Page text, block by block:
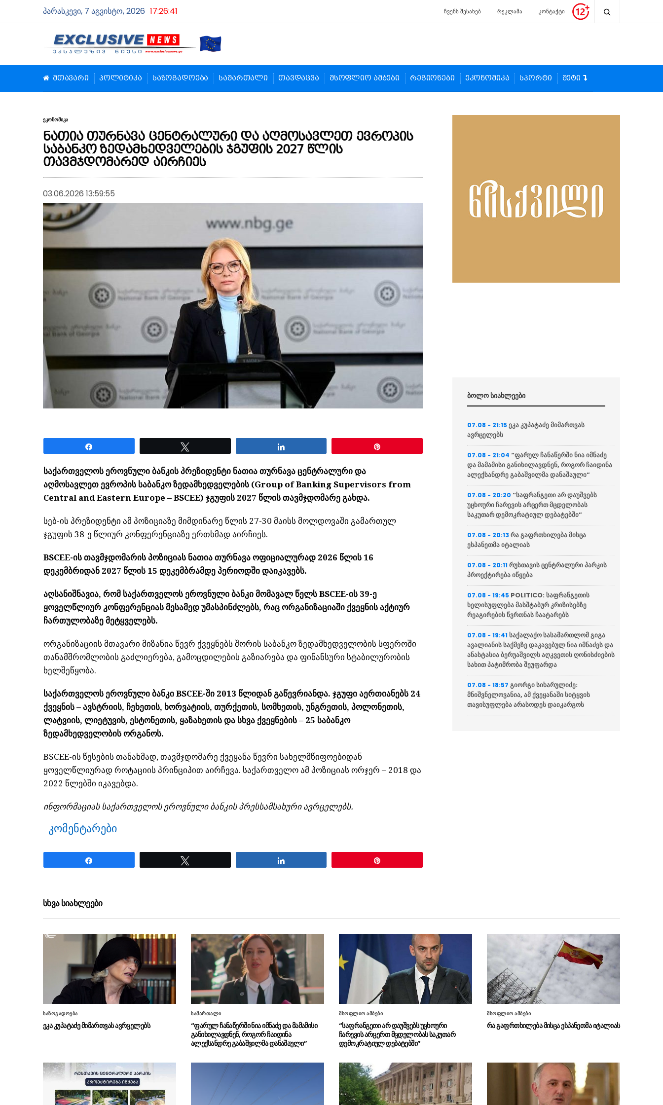
პარასკევი, 7 აგვისტო, 2026 17:26:42 ჩვენს შესახებ რეკლამა კონტაქტი
მთავარი პოლიტიკა საზოგადოება სამართალი თავდაცვა მსოფლიო ამბები რეგიონები ეკონომიკა სპორტი მეტი
ეკონომიკა
ნათია თურნავა ცენტრალური და აღმოსავლეთ ევროპის
საბანკო ზედამხედველების ჯგუფის 2027 წლის
თავმჯდომარედ აირჩიეს
03.06.2026 13:59:55
საქართველოს ეროვნული ბანკის პრეზიდენტი ნათია თურნავა ცენტრალური და
აღმოსავლეთ ევროპის საბანკო ზედამხედველების (Group of Banking Supervisors from
Central and Eastern Europe – BSCEE) ჯგუფის 2027 წლის თავმჯდომარე გახდა.
სებ-ის პრეზიდენტი ამ პოზიციაზე მიმდინარე წლის 27-30 მაისს მოლდოვაში გამართულ
ჯგუფის 38-ე წლიურ კონფერენციაზე ერთხმად აირჩიეს.
BSCEE-ის თავმჯდომარის პოზიციას ნათია თურნავა ოფიციალურად 2026 წლის 16
დეკემბრიდან 2027 წლის 15 დეკემბრამდე პერიოდში დაიკავებს.
აღსანიშნავია, რომ საქართველოს ეროვნული ბანკი მომავალ წელს BSCEE-ის 39-ე
ყოველწლიურ კონფერენციას მესამედ უმასპინძლებს, რაც ორგანიზაციაში ქვეყნის აქტიურ
ჩართულობაზე მეტყველებს.
ორგანიზაციის მთავარი მიზანია წევრ ქვეყნებს შორის საბანკო ზედამხედველობის სფეროში
თანამშრომლობის გაძლიერება, გამოცდილების გაზიარება და ფინანსური სტაბილურობის
ხელშეწყობა.
საქართველოს ეროვნული ბანკი BSCEE-ში 2013 წლიდან გაწევრიანდა. ჯგუფი აერთიანებს 24
ქვეყნის – ავსტრიის, ჩეხეთის, ხორვატიის, თურქეთის, სომხეთის, უნგრეთის, პოლონეთის,
ლატვიის, ლიეტუვის, ესტონეთის, ყაზახეთის და სხვა ქვეყნების – 25 საბანკო
ზედამხედველობის ორგანოს.
BSCEE-ის წესების თანახმად, თავმჯდომარე ქვეყანა წევრი სახელმწიფოებიდან
ყოველწლიურად როტაციის პრინციპით აირჩევა. საქართველო ამ პოზიციას ორჯერ – 2018 და
2022 წლებში იკავებდა.
ინფორმაციას საქართველოს ეროვნული ბანკის პრესსამსახური ავრცელებს.
კომენტარები
ბოლო სიახლეები
07.08 - 21:15ეკა კუპატაძე მიმართვას
ავრცელებს
07.08 - 21:04“ფარულ ჩანაწერში ნია იმნაძე
და მამამისი განიხილავდნენ, როგორ ჩაიდინა
ალექსანდრე გაბაშვილმა დანაშაული”
07.08 - 20:20“საფრანგეთი არ დაუშვებს
უცხოური ჩარევის არცერთ მცდელობას
საკუთარ დემოკრატიულ დებატებში”
07.08 - 20:13რა გაფრთხილება მისცა
ესპანეთმა იტალიას
07.08 - 20:11რუსთავის ცენტრალური პარკის
პროექტირება იწყება
07.08 - 19:45 POLITICO: საფრანგეთის
ხელისუფლება მასშტაბურ კრიზისებზე
რეაგირების წვრთნას ჩაატარებს
07.08 - 19:41საქალაქო სასამართლომ გიგა
ავალიანის საქმეზე დაკავებულ ნია იმნაძეს და
ანასტასია ბერუაშვილს აღკვეთის ღონისძიების
სახით პატიმრობა შეუფარდა
07.08 - 18:57გიორგი სიხარულიძე:
მნიშვნელოვანია, ამ ქვეყანაში სიტყვის
თავისუფლება არასოდეს დაიკარგოს
საქართველოს ეროვნულ ინტერესებს”
„გარდიანი“ – კონფლიქტებმა
და ძლიერმა სიცხემ მარცვლეულის გაძვირება
გამოიწვია
07.08 - 16:24„საიდან მოიტანა რომ ტყვეებს
ვხვრეტდით, ეს აბსურდი და ბოდვაა“, –
ზაქარეიშვილი ბარამიძეს აფხაზეთის ომთან
დაკავშირებით ფაქტების დამახინჯებაში
უკრაინელების 50.5% მიიჩნევს რომ ქვეყანაში
კორუფციის დონე ძალიან მაღალია, ხოლო
56.9% პასუხისმგებლობას უკრაინის
პრეზიდენტს აკისრებს
სხვა სიახლეები
საზოგადოება
ეკა კუპატაძე მიმართვას ავრცელებს
სამართალი
“ფარულ ჩანაწერში ნია იმნაძე და მამამისი
განიხილავდნენ, როგორ ჩაიდინა
ალექსანდრე გაბაშვილმა დანაშაული”
მსოფლიო ამბები
“საფრანგეთი არ დაუშვებს უცხოური
ჩარევის არცერთ მცდელობას საკუთარ
დემოკრატიულ დებატებში”
მსოფლიო ამბები
რა გაფრთხილება მისცა ესპანეთმა იტალიას